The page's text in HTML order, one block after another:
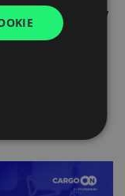
w
mniej
diesla o
FRENCH